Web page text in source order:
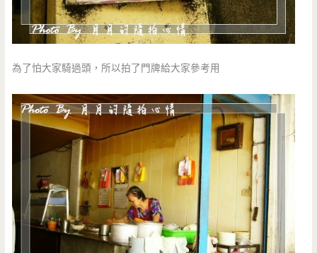
為了怕大家騎過頭，所以拍了門牌給大家參考用